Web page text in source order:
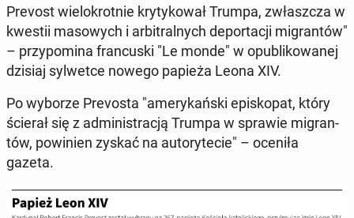
Prevost wie­lo­krot­nie kry­ty­ko­wał Trumpa, zwłasz­cza w
kwestii ma­so­wych i ar­bi­tral­nych de­por­ta­cji mi­gran­tów"
– przy­po­mi­na fran­cu­ski "Le monde" w opu­bli­ko­wa­nej
dzisiaj syl­wet­ce nowego papieża Leona XIV.
Po wyborze Pre­vo­sta "ame­ry­kań­ski epi­sko­pat, który
ścierał się z ad­mi­ni­stra­cją Trumpa w sprawie mi­gran­
tów, po­wi­nien zyskać na au­to­ry­te­cie" – oceniła
gazeta.